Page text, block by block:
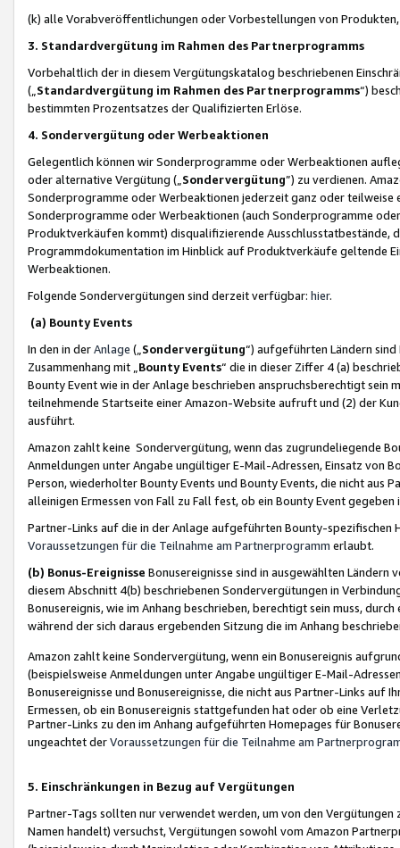
(k) alle Vorabveröffentlichungen oder Vorbestellungen von
3. Standardvergütung im Rahmen des Partnerprogramms
Vorbehaltlich der in diesem Vergütungskatalog beschriebenen
(„ Standardvergütung im Rahmen des Partnerprogramms“)
bestimmten Prozentsatzes der Qualifizierten Erlöse.
4. Sondervergütung oder Werbeaktionen
Gelegentlich können wir Sonderprogramme oder Werbeaktionen
oder alternative Vergütung („ Sondervergütung”) zu verdienen.
Sonderprogramme oder Werbeaktionen jederzeit ganz oder
Sonderprogramme oder Werbeaktionen (auch Sonderprogramme
Produktverkäufen kommt) disqualifizierende Ausschlusstatbestände,
Programmdokumentation im Hinblick auf Produktverkäufe geltende
Werbeaktionen.
Folgende Sondervergütungen sind derzeit verfügbar: hier.
(a) Bounty Events
In den in derAnlage („ Sondervergütung“) aufgeführten Ländern
Zusammenhang mit „ Bounty Events“ die in dieser Ziffer 4 (a)
Bounty Event wie in der Anlage beschrieben anspruchsberechtigt sein
teilnehmende Startseite einer Amazon-Website aufruft und (2) der
ausführt.
Amazon zahlt keine Sondervergütung, wenn das zugrundeliegende
Anmeldungen unter Angabe ungültiger E-Mail-Adressen, Einsatz von
Person, wiederholter Bounty Events und Bounty Events, die nicht
alleinigen Ermessen von Fall zu Fall fest, ob ein Bounty Event
Partner-Links auf die in der Anlage aufgeführten Bounty-spezifischen
Voraussetzungen für die Teilnahme am Partnerprogramm erlaubt.
(b) Bonus-Ereignisse Bonusereignisse sind in ausgewählten Ländern
diesem Abschnitt 4(b) beschriebenen Sondervergütungen in
Bonusereignis, wie im Anhang beschrieben, berechtigt sein muss,
während der sich daraus ergebenden Sitzung die im Anhang
Amazon zahlt keine Sondervergütung, wenn ein Bonusereignis
(beispielsweise Anmeldungen unter Angabe ungültiger E-Mail-
Bonusereignisse und Bonusereignisse, die nicht aus Partner-Links auf
Ermessen, ob ein Bonusereignis stattgefunden hat oder ob eine
Partner-Links zu den im Anhang aufgeführten Homepages für
ungeachtet derVoraussetzungen für die Teilnahme am
5. Einschränkungen in Bezug auf Vergütungen
Partner-Tags sollten nur verwendet werden, um von den
Namen handelt) versuchst, Vergütungen sowohl vom Amazon